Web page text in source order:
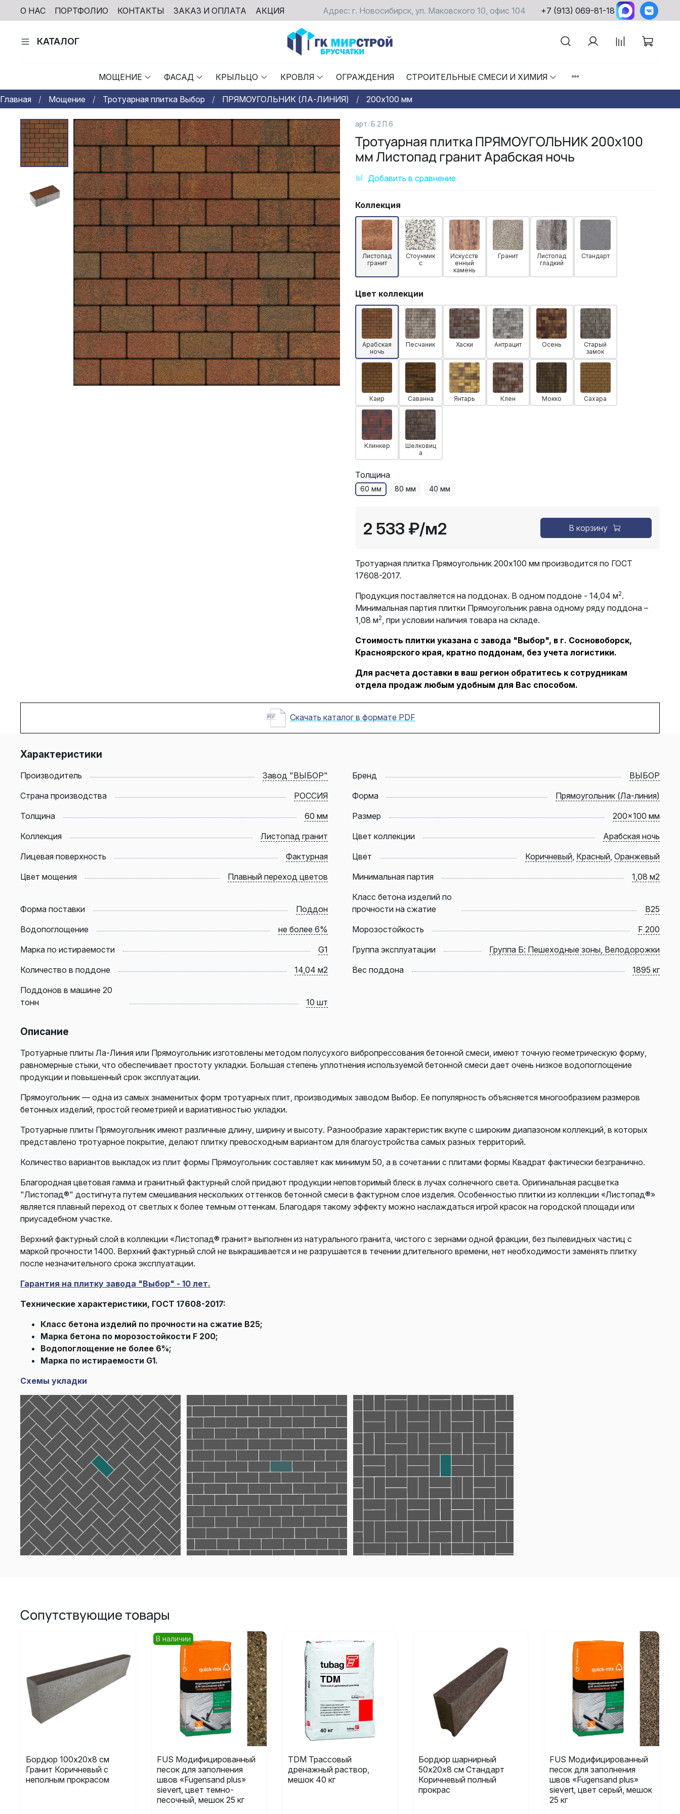
О НАС ПОРТФОЛИО КОНТАКТЫ ЗАКАЗ И ОПЛАТА АКЦИЯ Адрес: г. Новосибирск, ул. Маковского 10, офис 104 +7 (913) 069-81-18
КАТАЛОГ
МОЩЕНИЕ ФАСАД КРЫЛЬЦО КРОВЛЯ ОГРАЖДЕНИЯ СТРОИТЕЛЬНЫЕ СМЕСИ И ХИМИЯ
Главная Мощение Тротуарная плитка Выбор ПРЯМОУГОЛЬНИК (ЛА-ЛИНИЯ) 200х100 мм
арт. Б.2.П.6
Тротуарная плитка ПРЯМОУГОЛЬНИК 200x100
мм Листопад гранит Арабская ночь
Добавить в сравнение
Коллекция
Листопад
гранит
Стоунмик
с
Искусств
енный
камень
Гранит
Листопад
гладкий
Стандарт
Цвет коллекции
Арабская
ночь
Песчаник Хаски Антрацит Осень
Старый
замок
Каир Саванна Янтарь Клен Мокко Сахара
Клинкер
Шелковиц
а
Толщина
60 мм 80 мм 40 мм
2 533 ₽/м2 В корзину
Тротуарная плитка Прямоугольник 200х100 мм производится по ГОСТ
17608-2017.
Продукция поставляется на поддонах. В одном поддоне - 14,04 м2.
Минимальная партия плитки Прямоугольник равна одному ряду поддона –
1,08 м2, при условии наличия товара на складе.
Стоимость плитки указана с завода "Выбор", в г. Сосновоборск,
Красноярского края, кратно поддонам, без учета логистики.
Для расчета доставки в ваш регион обратитесь к сотрудникам
отдела продаж любым удобным для Вас способом.
Скачать каталог в формате PDF
Характеристики
Производитель Завод "ВЫБОР" Бренд
ВЫБОР
Страна производства
РОССИЯ Форма
Прямоугольник (Ла-линия)
Толщина
60 мм Размер
200x100 мм
Коллекция
Листопад гранит Цвет коллекции
Арабская ночь
Лицевая поверхность
Фактурная Цвет Коричневый Красный Оранжевый
Цвет мощения
Плавный переход цветов Минимальная партия 1,08 м2
Форма поставки Поддон
Класс бетона изделий по
прочности на сжатие
B25
Водопоглощение
не более 6% Морозостойкость
F 200
Марка по истираемости
G1 Группа эксплуатации
Группа Б: Пешеходные зоны, Велодорожки
Количество в поддоне
14,04 м2 Вес поддона
1895 кг
Поддонов в машине 20
тонн
10 шт
Описание
Тротуарные плиты Ла-Линия или Прямоугольник изготовлены методом полусухого вибропрессования бетонной смеси, имеют точную геометрическую форму,
равномерные стыки, что обеспечивает простоту укладки. Большая степень уплотнения используемой бетонной смеси дает очень низкое водопоглощение
продукции и повышенный срок эксплуатации.
Прямоугольник — одна из самых знаменитых форм тротуарных плит, производимых заводом Выбор. Ее популярность объясняется многообразием размеров
бетонных изделий, простой геометрией и вариативностью укладки.
Тротуарные плиты Прямоугольник имеют различные длину, ширину и высоту. Разнообразие характеристик вкупе с широким диапазоном коллекций, в которых
представлено тротуарное покрытие, делают плитку превосходным вариантом для благоустройства самых разных территорий.
Количество вариантов выкладок из плит формы Прямоугольник составляет как минимум 50, а в сочетании с плитами формы Квадрат фактически безгранично.
Благородная цветовая гамма и гранитный фактурный слой придают продукции неповторимый блеск в лучах солнечного света. Оригинальная расцветка
"Листопад®" достигнута путем смешивания нескольких оттенков бетонной смеси в фактурном слое изделия. Особенностью плитки из коллекции «Листопад®»
является плавный переход от светлых к более темным оттенкам. Благодаря такому эффекту можно наслаждаться игрой красок на городской площади или
приусадебном участке.
Верхний фактурный слой в коллекции «Листопад® гранит» выполнен из натурального гранита, чистого с зернами одной фракции, без пылевидных частиц с
маркой прочности 1400. Верхний фактурный слой не выкрашивается и не разрушается в течении длительного времени, нет необходимости заменять плитку
после незначительного срока эксплуатации.
Гарантия на плитку завода "Выбор" - 10 лет.
Технические характеристики, ГОСТ 17608-2017:
Класс бетона изделий по прочности на сжатие В25;
Марка бетона по морозостойкости F 200;
Водопоглощение не более 6%;
Марка по истираемости G1.
Схемы укладки
Сопутствующие товары
Бордюр 100х20х8 см
Гранит Коричневый с
неполным прокрасом
В наличии
FUS Модифицированный
песок для заполнения
швов «Fugensand plus»
sievert, цвет темно-
песочный, мешок 25 кг
TDM Трассовый
дренажный раствор,
мешок 40 кг
Бордюр шарнирный
50х20х8 см Стандарт
Коричневый полный
прокрас
FUS Модифицированный
песок для заполнения
швов «Fugensand plus»
sievert, цвет серый, мешок
25 кг